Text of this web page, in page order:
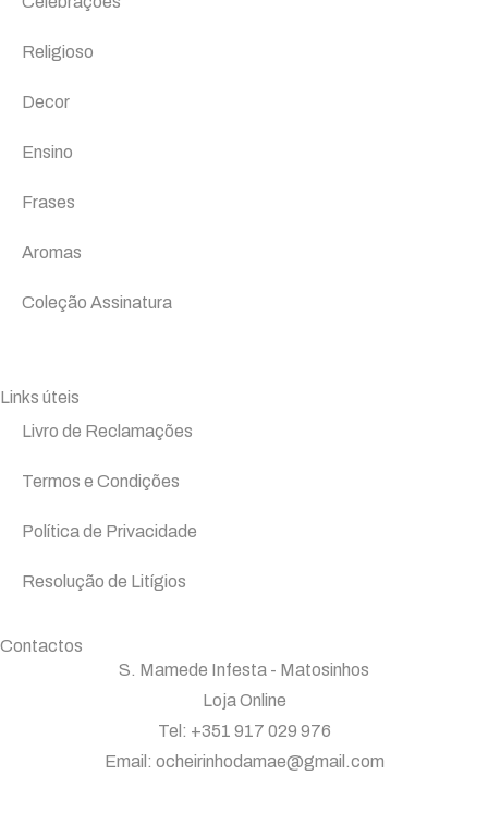
Religioso
Decor
Ensino
Frases
Aromas
Coleção Assinatura
Links úteis
Livro de Reclamações
Termos e Condições
Política de Privacidade
Resolução de Litígios
Contactos
S. Mamede Infesta - Matosinhos
Loja Online
Tel: +351 917 029 976
Email: ocheirinhodamae@gmail.com